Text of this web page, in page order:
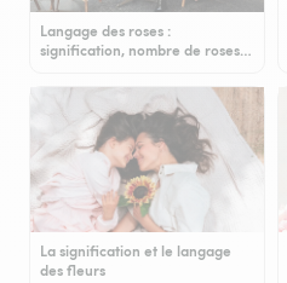
Langage des roses :
signification, nombre de roses…
La signification et le langage
des fleurs